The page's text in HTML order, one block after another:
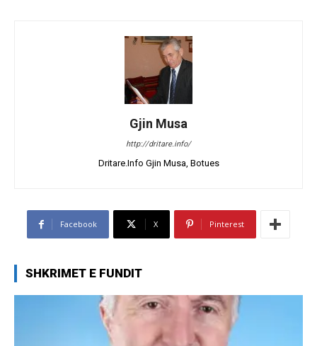
Gjin Musa
http://dritare.info/
Dritare.Info Gjin Musa, Botues
Facebook X Pinterest
SHKRIMET E FUNDIT